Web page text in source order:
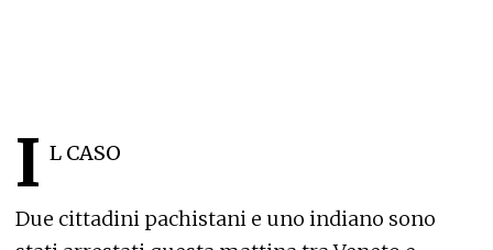
I L CASO
Due cittadini pachistani e uno indiano sono